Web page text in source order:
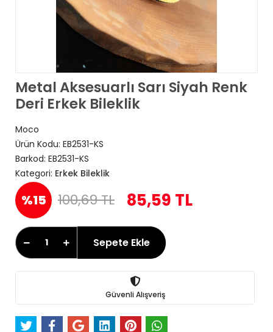
Metal Aksesuarlı Sarı Siyah Renk
Deri Erkek Bileklik
Moco
Ürün Kodu: EB2531-KS
Barkod: EB2531-KS
Kategori: Erkek Bileklik
%15 100,69 TL 85,59 TL
Sepete Ekle
Güvenli Alışveriş